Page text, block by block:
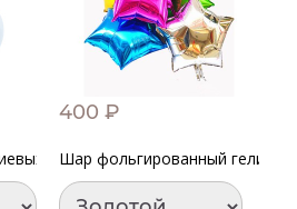
шаров "Признания в любви
400 ₽
Шар фольгированный